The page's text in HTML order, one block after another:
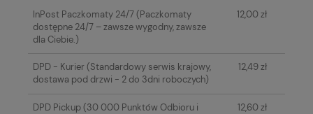
KOSZTÓW PŁATNOŚCI
InPost Paczkomaty 24/7(Paczkomaty
dostępne 24/7 – zawsze wygodny, zawsze
dla Ciebie.)
12,00 zł
DPD - Kurier(Standardowy serwis krajowy,
dostawa pod drzwi - 2 do 3dni roboczych)
12,49 zł
DPD Pickup(30 000 Punktów Odbioru i
12,60 zł